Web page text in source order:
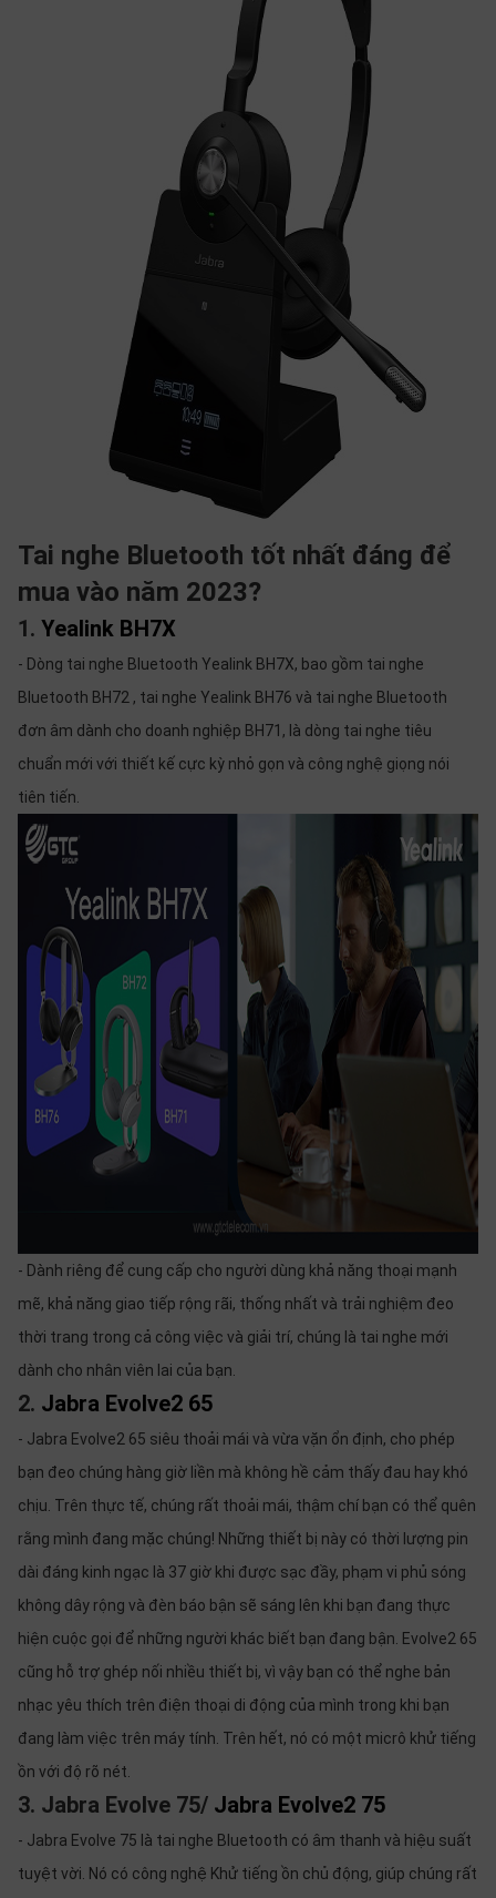
Tai nghe Bluetooth tốt nhất đáng để
mua vào năm 2023?
1. Yealink BH7X
- Dòng tai nghe Bluetooth Yealink BH7X, bao gồm tai nghe
Bluetooth BH72 , tai nghe Yealink BH76 và tai nghe Bluetooth
đơn âm dành cho doanh nghiệp BH71, là dòng tai nghe tiêu
chuẩn mới với thiết kế cực kỳ nhỏ gọn và công nghệ giọng nói
tiên tiến.
- Dành riêng để cung cấp cho người dùng khả năng thoại mạnh
mẽ, khả năng giao tiếp rộng rãi, thống nhất và trải nghiệm đeo
thời trang trong cả công việc và giải trí, chúng là tai nghe mới
dành cho nhân viên lai của bạn.
2. Jabra Evolve2 65
- Jabra Evolve2 65 siêu thoải mái và vừa vặn ổn định, cho phép
bạn đeo chúng hàng giờ liền mà không hề cảm thấy đau hay khó
chịu. Trên thực tế, chúng rất thoải mái, thậm chí bạn có thể quên
rằng mình đang mặc chúng! Những thiết bị này có thời lượng pin
dài đáng kinh ngạc là 37 giờ khi được sạc đầy, phạm vi phủ sóng
không dây rộng và đèn báo bận sẽ sáng lên khi bạn đang thực
hiện cuộc gọi để những người khác biết bạn đang bận. Evolve2 65
cũng hỗ trợ ghép nối nhiều thiết bị, vì vậy bạn có thể nghe bản
nhạc yêu thích trên điện thoại di động của mình trong khi bạn
đang làm việc trên máy tính. Trên hết, nó có một micrô khử tiếng
ồn với độ rõ nét.
3. Jabra Evolve 75/ Jabra Evolve2 75
- Jabra Evolve 75 là tai nghe Bluetooth có âm thanh và hiệu suất
tuyệt vời. Nó có công nghệ Khử tiếng ồn chủ động, giúp chúng rất